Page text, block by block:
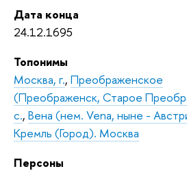
Дата конца
24.12.1695
Топонимы
Москва, г., Преображенское
(Преображенск, Старое
с., Вена (нем. Vena, ныне -
Кремль (Город). Москва
Персоны